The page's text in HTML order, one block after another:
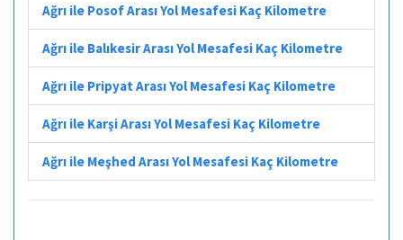
Ağrı ile Posof Arası Yol Mesafesi Kaç Kilometre
Ağrı ile Balıkesir Arası Yol Mesafesi Kaç Kilometre
Ağrı ile Pripyat Arası Yol Mesafesi Kaç Kilometre
Ağrı ile Karşi Arası Yol Mesafesi Kaç Kilometre
Ağrı ile Meşhed Arası Yol Mesafesi Kaç Kilometre